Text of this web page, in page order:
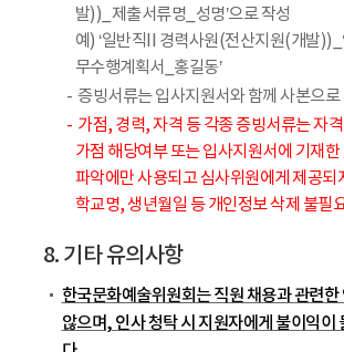
발))_제출서류명_성명’으로 작성
예) ‘일반직II 경력사원(전산지원(개발
무수행계획서_홍길동’
증빙서류는 입사지원서와 함께 사본으로
가점, 경력, 자격 등 각종 증빙서류는 자
가점 해당여부 또는 입사지원서에 기재
파악에만 사용되고 심사위원에게 제공되
학교명, 생년월일 등 개인정보 삭제 불필
8. 기타 유의사항
한국문화예술위원회는 직원 채용과 관련한
않으며, 인사 청탁 시 지원자에게 불이익이